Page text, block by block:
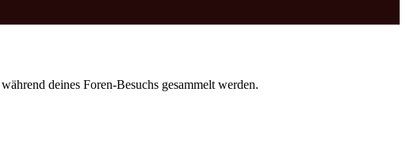
deines Foren-Besuchs gesammelt werden.